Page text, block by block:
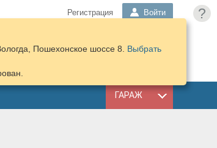
?
Регистрация Войти
КОРЗИНА
ПОДОБРАТЬ
ГАРАЖ
Пошехонское шоссе 8. Выбрать